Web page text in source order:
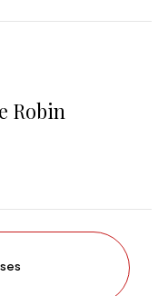
Robin